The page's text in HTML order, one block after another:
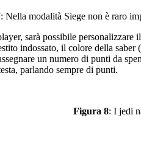
: Nella modalità Siege non è raro
sarà possibile
indossato, il colore della
un numero di punti da
parlando sempre di punti.
Figura 8: I jedi